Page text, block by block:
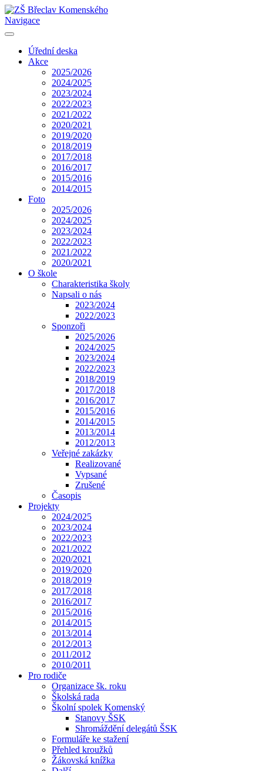
Navigace
Úřední deska
Akce
2025/2026
2024/2025
2023/2024
2022/2023
2021/2022
2020/2021
2019/2020
2018/2019
2017/2018
2016/2017
2015/2016
2014/2015
Foto
2025/2026
2024/2025
2023/2024
2022/2023
2021/2022
2020/2021
O škole
Charakteristika školy
Napsali o nás
2023/2024
2022/2023
Sponzoři
2025/2026
2024/2025
2023/2024
2022/2023
2018/2019
2017/2018
2016/2017
2015/2016
2014/2015
2013/2014
2012/2013
Veřejné zakázky
Realizované
Vypsané
Zrušené
Časopis
Projekty
2024/2025
2023/2024
2022/2023
2021/2022
2020/2021
2019/2020
2018/2019
2017/2018
2016/2017
2015/2016
2014/2015
2013/2014
2012/2013
2011/2012
2010/2011
Pro rodiče
Organizace šk. roku
Školská rada
Školní spolek Komenský
Stanovy ŠSK
Shromáždění delegátů ŠSK
Formuláře ke stažení
Přehled kroužků
Žákovská knížka